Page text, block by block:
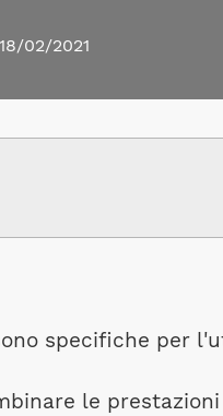
18/02/2021
specifiche per
le